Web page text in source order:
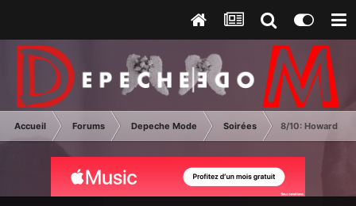
Accueil Forums Depeche Mode Soirées 8/10: Howard